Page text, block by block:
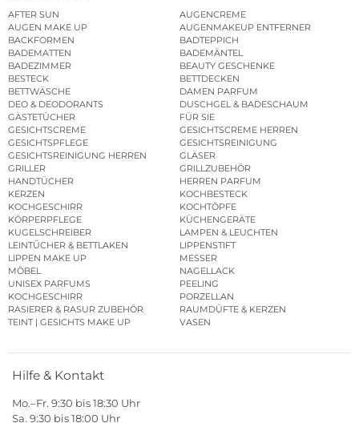
AFTER SUN
AUGENCREME
AUGEN MAKE UP
AUGENMAKEUP ENTFERNER
BACKFORMEN
BADTEPPICH
BADEMATTEN
BADEMÄNTEL
BADEZIMMER
BEAUTY GESCHENKE
BESTECK
BETTDECKEN
BETTWÄSCHE
DAMEN PARFUM
DEO & DEODORANTS
DUSCHGEL & BADESCHAUM
GÄSTETÜCHER
FÜR SIE
GESICHTSCREME
GESICHTSCREME HERREN
GESICHTSPFLEGE
GESICHTSREINIGUNG
GESICHTSREINIGUNG HERREN
GLÄSER
GRILLER
GRILLZUBEHÖR
HANDTÜCHER
HERREN PARFUM
KERZEN
KOCHBESTECK
KOCHGESCHIRR
KOCHTÖPFE
KÖRPERPFLEGE
KÜCHENGERÄTE
KUGELSCHREIBER
LAMPEN & LEUCHTEN
LEINTÜCHER & BETTLAKEN
LIPPENSTIFT
LIPPEN MAKE UP
MESSER
MÖBEL
NAGELLACK
UNISEX PARFUMS
PEELING
KOCHGESCHIRR
PORZELLAN
RASIERER & RASUR ZUBEHÖR
RAUMDÜFTE & KERZEN
TEINT | GESICHTS MAKE UP
VASEN
Hilfe & Kontakt
Mo.–Fr. 9:30 bis 18:30 Uhr
Sa. 9:30 bis 18:00 Uhr